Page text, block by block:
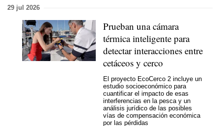
29 jul 2026
Prueban una cámara
térmica inteligente para
detectar interacciones entre
cetáceos y cerco
El proyecto EcoCerco 2 incluye un
estudio socioeconómico para
cuantificar el impacto de esas
interferencias en la pesca y un
análisis jurídico de las posibles
vías de compensación económica
por las pérdidas